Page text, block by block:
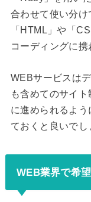
合わせて使い分
「HTML」や「
コーディングに携
WEBサービスは
も含めてのサイ
に進められるよ
ておくと良いでし
WEB業界で希